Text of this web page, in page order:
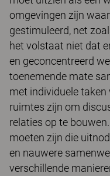
omgevingen zijn
gestimuleerd, net
het volstaat niet dat
en geconcentreerd
toenemende mate
met individuele taken
ruimtes zijn om
relaties op te
moeten zijn die
en nauwere
verschillende